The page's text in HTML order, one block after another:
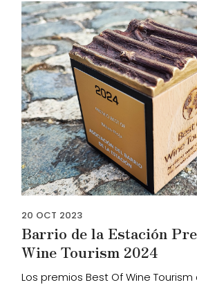
20 OCT 2023
Barrio de la Estación
Wine Tourism 2024
Los premios Best Of Wine